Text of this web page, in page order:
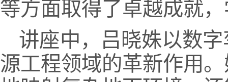
等方面取得了卓越成就
讲座中，吕晓姝以数
源工程领域的革新作用